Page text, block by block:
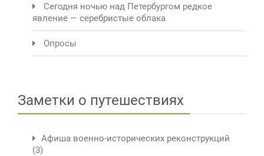
Сегодня ночью над Петербургом редкое
явление — серебристые облака
Опросы
Заметки о путешествиях
Афиша военно-исторических реконструкций
(3)